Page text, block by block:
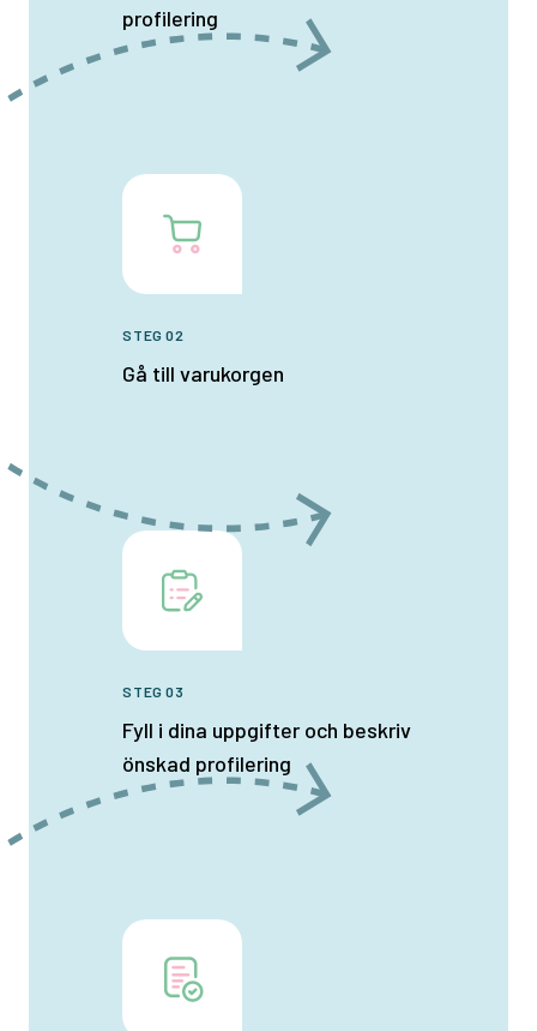
profilering
STEG 02
Gå till varukorgen
STEG 03
Fyll i dina uppgifter och beskriv
önskad profilering